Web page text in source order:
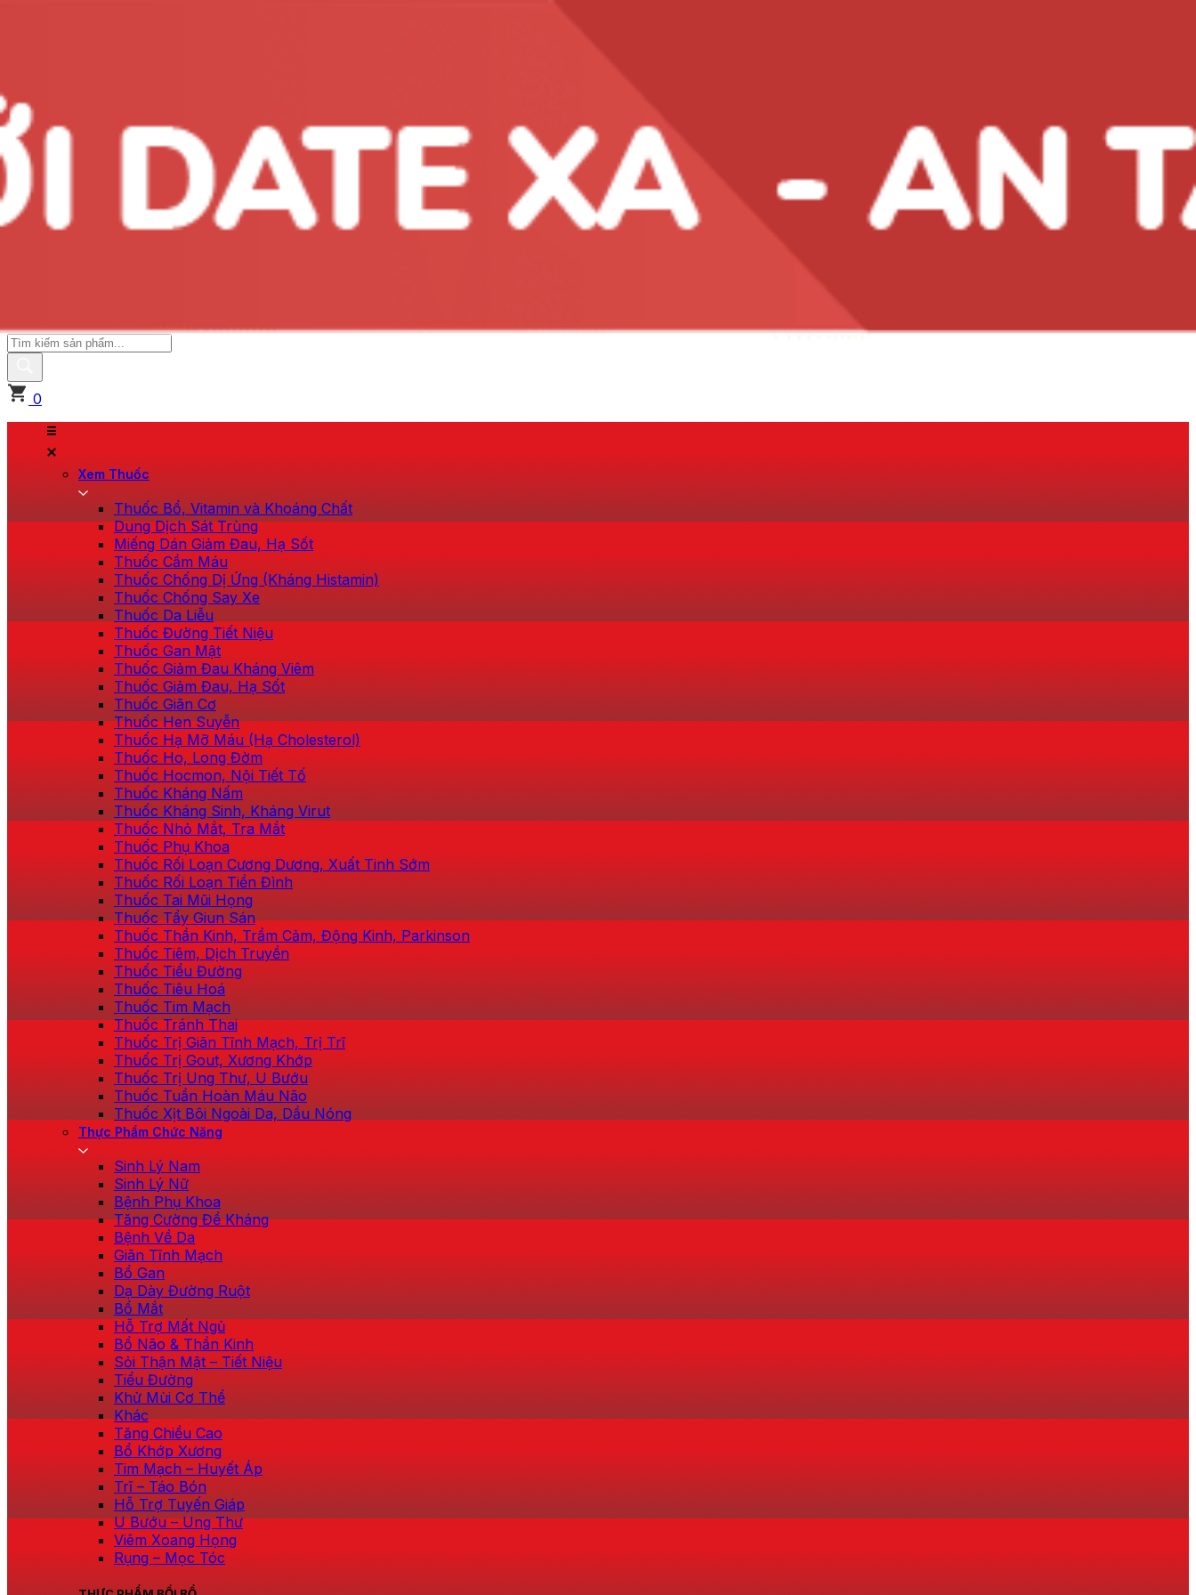
0
Xem Thuốc
Thuốc Bổ, Vitamin và Khoáng Chất
Dung Dịch Sát Trùng
Miếng Dán Giảm Đau, Hạ Sốt
Thuốc Cầm Máu
Thuốc Chống Dị Ứng (Kháng Histamin)
Thuốc Chống Say Xe
Thuốc Da Liễu
Thuốc Đường Tiết Niệu
Thuốc Gan Mật
Thuốc Giảm Đau Kháng Viêm
Thuốc Giảm Đau, Hạ Sốt
Thuốc Giãn Cơ
Thuốc Hen Suyễn
Thuốc Hạ Mỡ Máu (Hạ Cholesterol)
Thuốc Ho, Long Đờm
Thuốc Hocmon, Nội Tiết Tố
Thuốc Kháng Nấm
Thuốc Kháng Sinh, Kháng Virut
Thuốc Nhỏ Mắt, Tra Mắt
Thuốc Phụ Khoa
Thuốc Rối Loạn Cương Dương, Xuất Tinh Sớm
Thuốc Rối Loạn Tiền Đình
Thuốc Tai Mũi Họng
Thuốc Tẩy Giun Sán
Thuốc Thần Kinh, Trầm Cảm, Động Kinh, Parkinson
Thuốc Tiêm, Dịch Truyền
Thuốc Tiểu Đường
Thuốc Tiêu Hoá
Thuốc Tim Mạch
Thuốc Tránh Thai
Thuốc Trị Giãn Tĩnh Mạch, Trị Trĩ
Thuốc Trị Gout, Xương Khớp
Thuốc Trị Ung Thư, U Bướu
Thuốc Tuần Hoàn Máu Não
Thuốc Xịt Bôi Ngoài Da, Dầu Nóng
Thực Phẩm Chức Năng
Sinh Lý Nam
Sinh Lý Nữ
Bệnh Phụ Khoa
Tăng Cường Đề Kháng
Bệnh Về Da
Giãn Tĩnh Mạch
Bổ Gan
Dạ Dày Đường Ruột
Bổ Mắt
Hỗ Trợ Mất Ngủ
Bổ Não & Thần Kinh
Sỏi Thận Mật – Tiết Niệu
Tiểu Đường
Khử Mùi Cơ Thể
Khác
Tăng Chiều Cao
Bổ Khớp Xương
Tim Mạch – Huyết Áp
Trĩ – Táo Bón
Hỗ Trợ Tuyến Giáp
U Bướu – Ung Thư
Viêm Xoang Họng
Rụng – Mọc Tóc